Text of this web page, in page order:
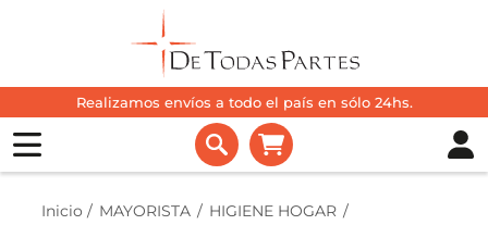
Realizamos envíos a todo el país en sólo 24hs.
Inicio / MAYORISTA / HIGIENE HOGAR /